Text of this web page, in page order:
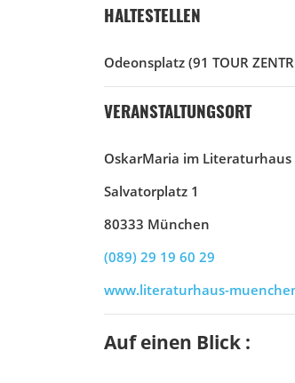
HALTESTELLEN
Odeonsplatz (91 TOUR
VERANSTALTUNGSORT
OskarMaria im
Salvatorplatz 1
80333 München
(089) 29 19 60 29
www.literaturhaus-
Auf einen Blick :